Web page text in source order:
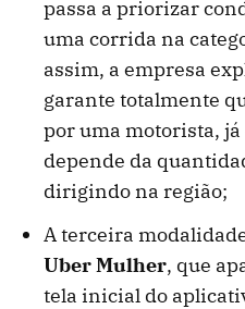
passa a priorizar
uma corrida na
assim, a empresa
garante totalmente
por uma motorista,
depende da
dirigindo na região;
A terceira
Uber Mulher, que
tela inicial do